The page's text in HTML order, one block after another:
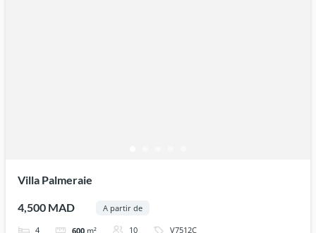
Villa Palmeraie
4,500 MAD A partir de
4 600 m² 10 V7512C